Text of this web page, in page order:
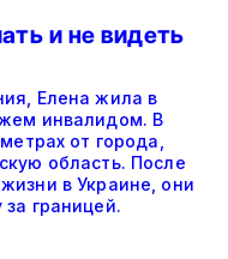
и не видеть
Елена жила в
инвалидом. В
от города,
область. После
в Украине, они
границей.